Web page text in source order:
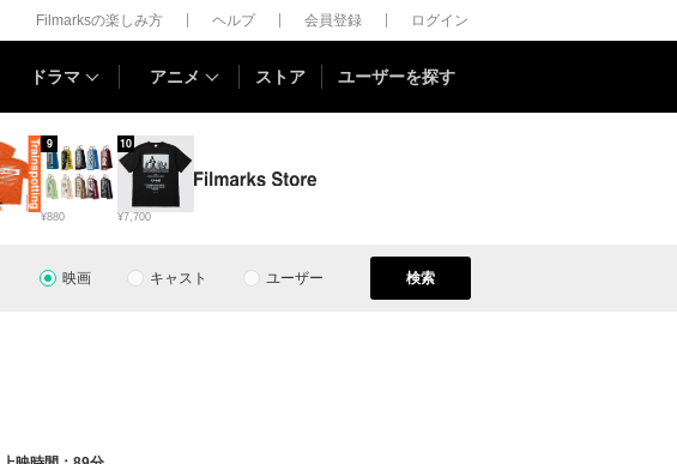
Filmarksの楽しみ方 ヘルプ 会員登録 ログイン
ドラマ アニメ ストア ユーザーを探す
¥880
9
¥7,700
10
映画 キャスト ユーザー 検索